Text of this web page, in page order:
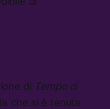
di Tempo di
che si è tenuta